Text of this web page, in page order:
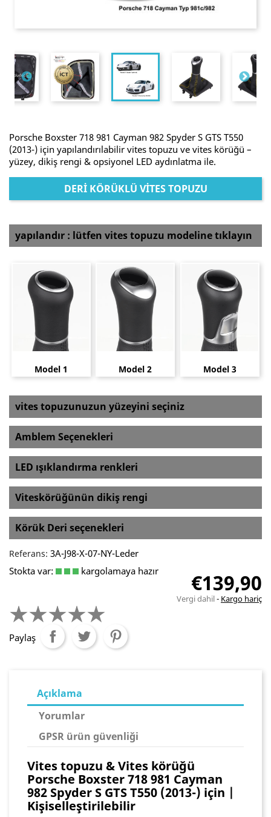
Porsche Boxster 718 981 Cayman 982 Spyder S GTS T550
(2013-) için yapılandırılabilir vites topuzu ve vites körüğü –
yüzey, dikiş rengi & opsiyonel LED aydınlatma ile.
DERI KÖRÜKLÜ VITES TOPUZU
yapılandır : lütfen vites topuzu modeline tıklayın
Model 1 Model 2 Model 3
vites topuzunuzun yüzeyini seçiniz
Amblem Seçenekleri
LED ışıklandırma renkleri
Viteskörüğünün dikiş rengi
Körük Deri seçenekleri
Referans: 3A-J98-X-07-NY-Leder
Stokta var:
kargolamaya hazır €139,90
Vergi dahil Kargo hariç
Paylaş
Açıklama
Yorumlar
GPSR ürün güvenliği
Vites topuzu & Vites körüğü
Porsche Boxster 718 981 Cayman
982 Spyder S GTS T550 (2013-) için |
Kişiselleştirilebilir